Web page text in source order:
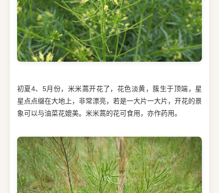
初夏4、5月份，米米蒿开花了，花色淡黄，簇生于顶端，星
星点点缀在大地上，非常漂亮，若是一大片一大片，开花的景
象可以与油菜花媲美。米米蒿的花可食用，亦作药用。